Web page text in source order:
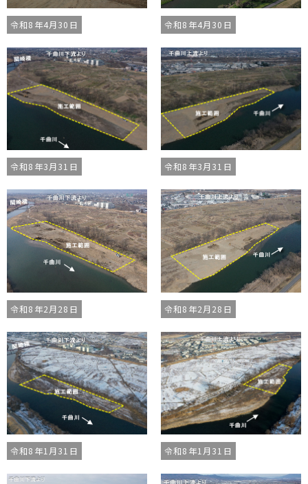
令和8年4月30日 令和8年4月30日
令和8年3月31日 令和8年3月31日
令和8年2月28日 令和8年2月28日
令和8年1月31日 令和8年1月31日